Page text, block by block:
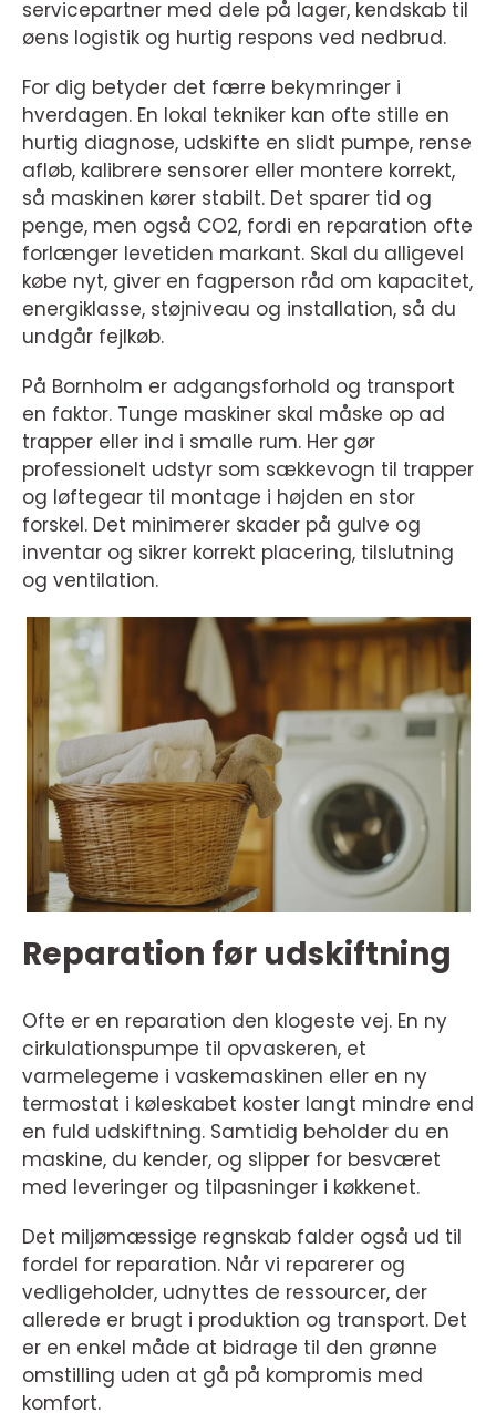
servicepartner med dele på lager, kendskab til
øens logistik og hurtig respons ved nedbrud.
For dig betyder det færre bekymringer i
hverdagen. En lokal tekniker kan ofte stille en
hurtig diagnose, udskifte en slidt pumpe, rense
afløb, kalibrere sensorer eller montere korrekt,
så maskinen kører stabilt. Det sparer tid og
penge, men også CO2, fordi en reparation ofte
forlænger levetiden markant. Skal du alligevel
købe nyt, giver en fagperson råd om kapacitet,
energiklasse, støjniveau og installation, så du
undgår fejlkøb.
På Bornholm er adgangsforhold og transport
en faktor. Tunge maskiner skal måske op ad
trapper eller ind i smalle rum. Her gør
professionelt udstyr som sækkevogn til trapper
og løftegear til montage i højden en stor
forskel. Det minimerer skader på gulve og
inventar og sikrer korrekt placering, tilslutning
og ventilation.
Reparation før udskiftning
Ofte er en reparation den klogeste vej. En ny
cirkulationspumpe til opvaskeren, et
varmelegeme i vaskemaskinen eller en ny
termostat i køleskabet koster langt mindre end
en fuld udskiftning. Samtidig beholder du en
maskine, du kender, og slipper for besværet
med leveringer og tilpasninger i køkkenet.
Det miljømæssige regnskab falder også ud til
fordel for reparation. Når vi reparerer og
vedligeholder, udnyttes de ressourcer, der
allerede er brugt i produktion og transport. Det
er en enkel måde at bidrage til den grønne
omstilling uden at gå på kompromis med
komfort.